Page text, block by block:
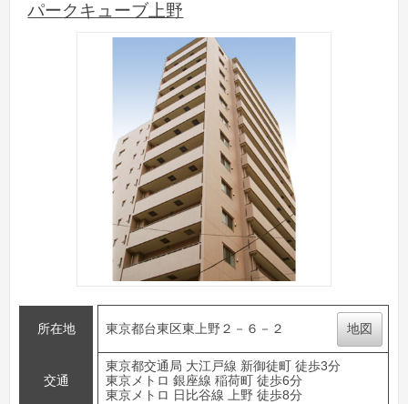
パークキューブ上野
所在地 東京都台東区東上野２－６－２ 地図
交通
東京都交通局 大江戸線 新御徒町 徒歩3分
東京メトロ 銀座線 稲荷町 徒歩6分
東京メトロ 日比谷線 上野 徒歩8分